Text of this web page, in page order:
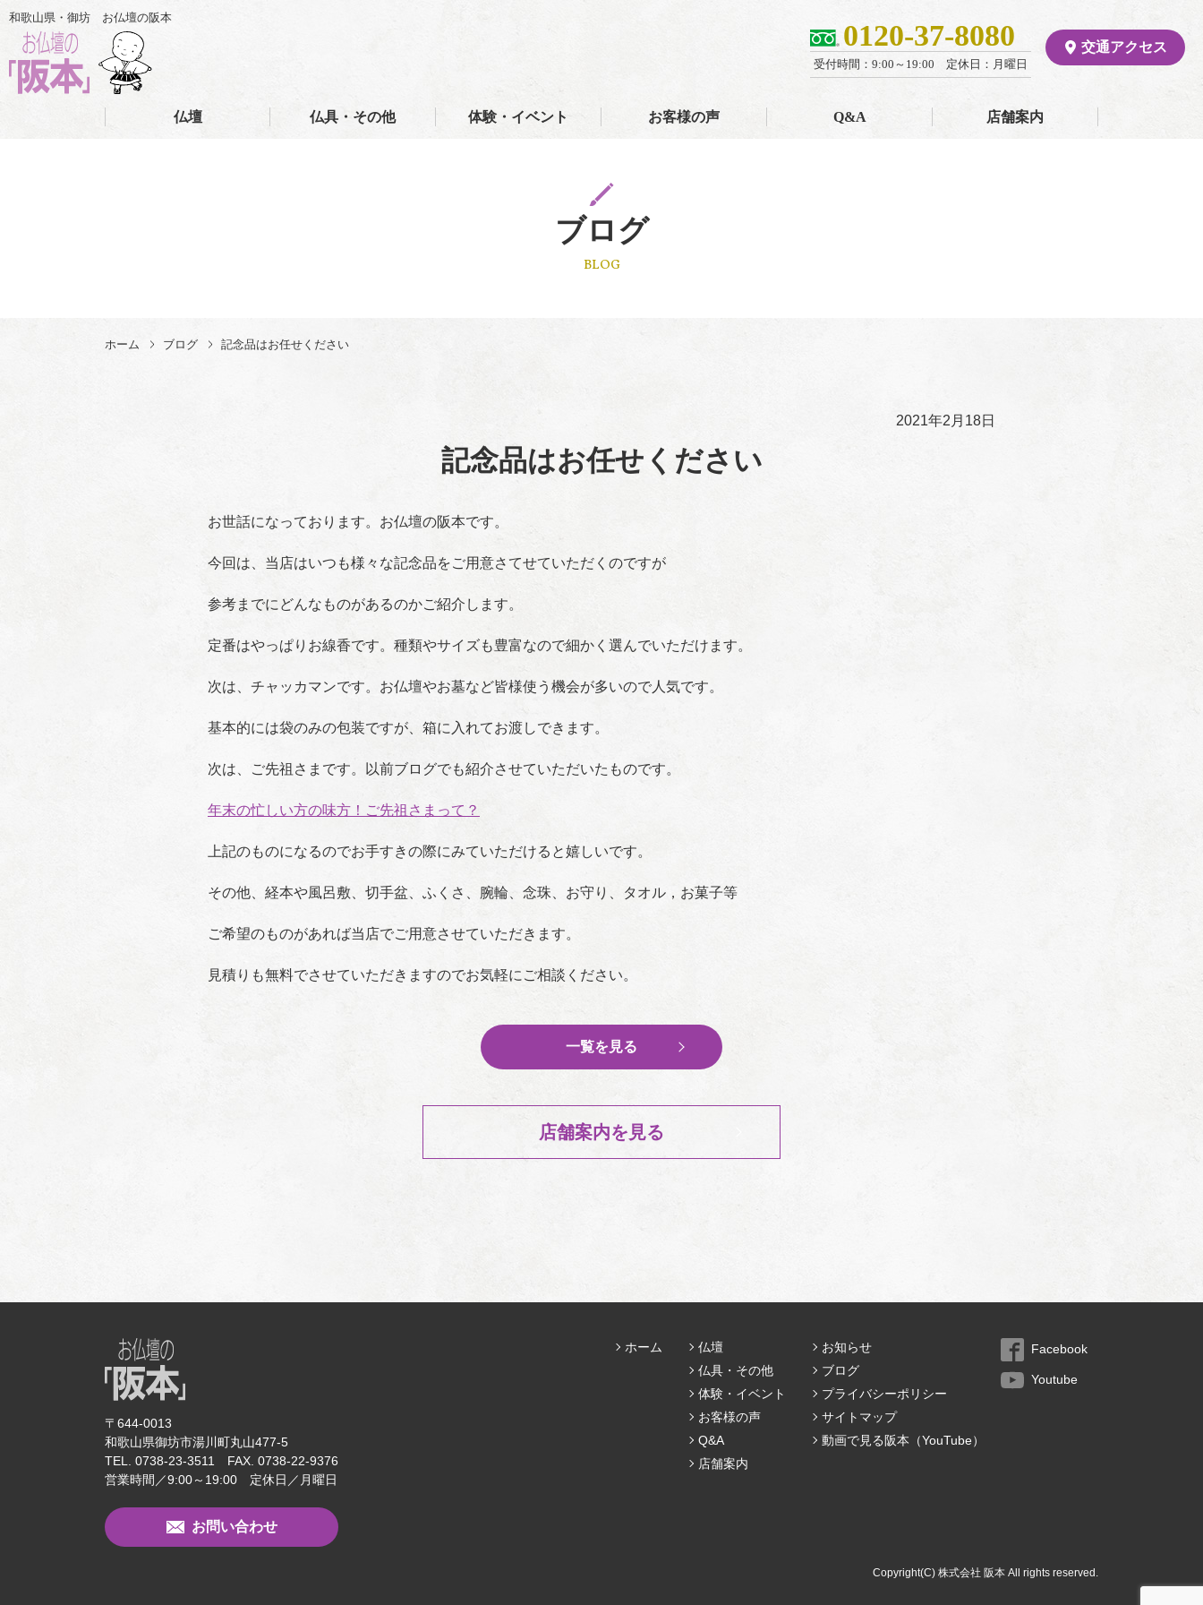
和歌山県・御坊 お仏壇の阪本
0120-37-8080
受付時間：9:00～19:00 定休日：月曜日
交通アクセス
仏壇 仏具・その他 体験・イベント お客様の声 Q&A
店舗案内
ブログ
BLOG
ホーム ブログ 記念品はお任せください
2021年2月18日
記念品はお任せください
お世話になっております。お仏壇の阪本です。
今回は、当店はいつも様々な記念品をご用意さてせていただくのですが
参考までにどんなものがあるのかご紹介します。
定番はやっぱりお線香です。種類やサイズも豊富なので細かく選んでいただけます。
次は、チャッカマンです。お仏壇やお墓など皆様使う機会が多いので人気です。
基本的には袋のみの包装ですが、箱に入れてお渡しできます。
次は、ご先祖さまです。以前ブログでも紹介させていただいたものです。
年末の忙しい方の味方！ご先祖さまって？
上記のものになるのでお手すきの際にみていただけると嬉しいです。
その他、経本や風呂敷、切手盆、ふくさ、腕輪、念珠、お守り、タオル，お菓子等
ご希望のものがあれば当店でご用意させていただきます。
見積りも無料でさせていただきますのでお気軽にご相談ください。
一覧を見る
店舗案内を見る
〒644-0013
和歌山県御坊市湯川町丸山477-5
TEL. 0738-23-3511 FAX. 0738-22-9376
営業時間／9:00～19:00 定休日／月曜日
お問い合わせ
ホーム
仏壇
仏具・その他
体験・イベント
お客様の声
Q&A
店舗案内
お知らせ
ブログ
プライバシーポリシー
サイトマップ
動画で見る阪本（YouTube）
Facebook
Youtube
Copyright(C) 株式会社 阪本 All rights reserved.